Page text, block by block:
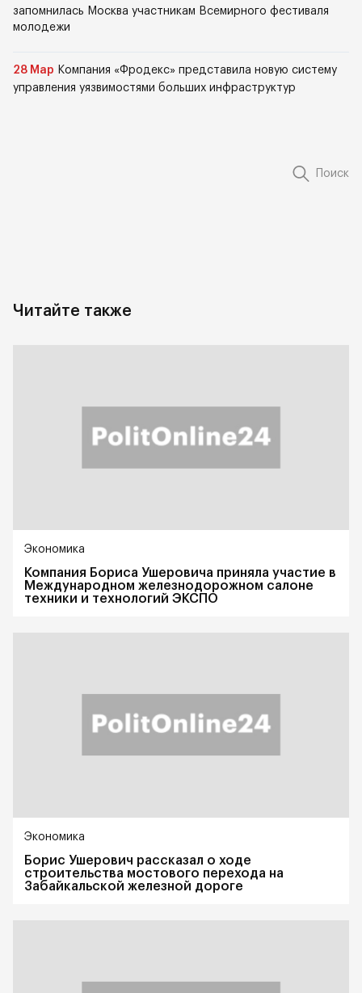
запомнилась Москва участникам Всемирного фестиваля
молодежи
28 Мар Компания «Фродекс» представила новую систему
управления уязвимостями больших инфраструктур
Поиск
Читайте также
Экономика
Компания Бориса Ушеровича приняла участие в
Международном железнодорожном салоне
техники и технологий ЭКСПО
Экономика
Борис Ушерович рассказал о ходе
строительства мостового перехода на
Забайкальской железной дороге